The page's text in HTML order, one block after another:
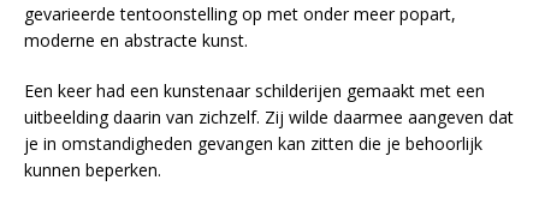
gevarieerde tentoonstelling op met onder meer popart,
moderne en abstracte kunst.
Een keer had een kunstenaar schilderijen gemaakt met een
uitbeelding daarin van zichzelf. Zij wilde daarmee aangeven dat
je in omstandigheden gevangen kan zitten die je behoorlijk
kunnen beperken.